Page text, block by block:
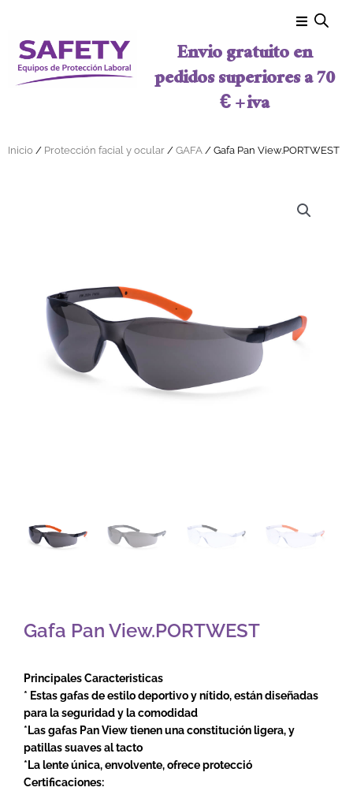
Envio gratuito en
pedidos superiores a 70
€ + iva
Inicio / Protección facial y ocular / GAFA / Gafa Pan View.PORTWEST
Gafa Pan View.PORTWEST
Principales Caracteristicas
* Estas gafas de estilo deportivo y nítido, están diseñadas
para la seguridad y la comodidad
*Las gafas Pan View tienen una constitución ligera, y
patillas suaves al tacto
*La lente única, envolvente, ofrece protecció
Certificaciones: